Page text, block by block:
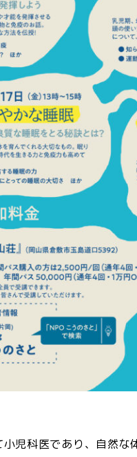
児科医であり、自然